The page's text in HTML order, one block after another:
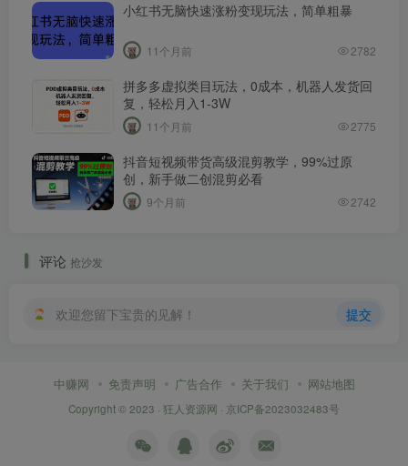
小红书无脑快速涨粉变现玩法，简单粗暴
11个月前 2782
拼多多虚拟类目玩法，0成本，机器人发货回
复，轻松月入1-3W
11个月前 2775
抖音短视频带货高级混剪教学，99%过原
创，新手做二创混剪必看
9个月前 2742
评论 抢沙发
欢迎您留下宝贵的见解！ 提交
中赚网 免责声明 广告合作 关于我们 网站地图
Copyright © 2023 · 狂人资源网 · 京ICP备2023032483号